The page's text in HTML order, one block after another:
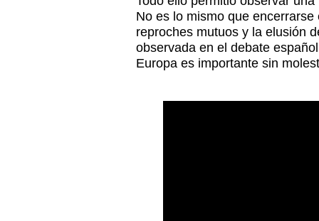
No es lo mismo que
reproches mutuos y la elusión
observada en el debate
Europa es importante sin